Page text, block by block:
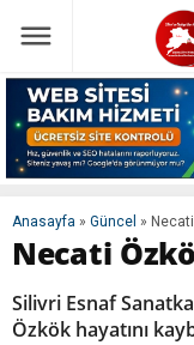
Anasayfa » Güncel »
Necati
Silivri Esnaf
Özkök hayatını